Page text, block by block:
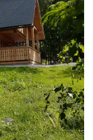
მიმოხილვა